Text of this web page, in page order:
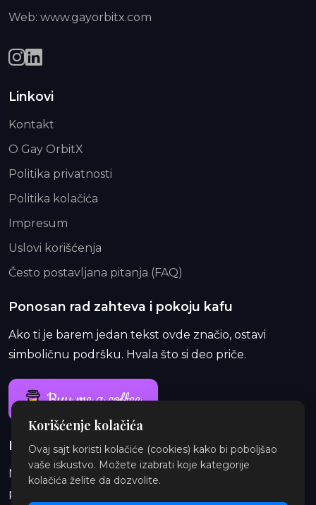
Web: www.gayorbitx.com
Linkovi
Kontakt
O Gay OrbitX
Politika privatnosti
Politika kolačića
Impresum
Uslovi korišćenja
Često postavljana pitanja (FAQ)
Ponosan rad zahteva i pokoju kafu
Ako ti je barem jedan tekst ovde značio, ostavi
simboličnu podršku. Hvala što si deo priče.
Buy me a coffee
Ponosan rad traje i duže od jedne kafe
Na Patreon-u te čekaju ekskluzivne i eksplicitne
priče, najave, insajderske priče, audio i ilustracije.
Korišćenje kolačića
Ovaj sajt koristi kolačiće (cookies) kako bi poboljšao
vaše iskustvo. Možete izabrati koje kategorije
kolačića želite da dozvolite.